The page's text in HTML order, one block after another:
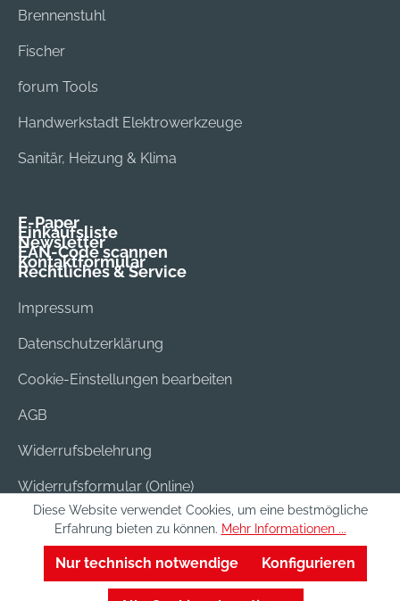
Brennenstuhl
Fischer
forum Tools
Handwerkstadt Elektrowerkzeuge
Sanitär, Heizung & Klima
E-Paper
Einkaufsliste
Newsletter
EAN-Code scannen
Kontaktformular
Rechtliches & Service
Impressum
Datenschutzerklärung
Cookie-Einstellungen bearbeiten
AGB
Widerrufsbelehrung
Widerrufsformular (Online)
Versand & Bezahlung
Batterieentsorgung
Diese Website verwendet Cookies, um eine bestmögliche
Erfahrung bieten zu können. Mehr Informationen ...
Nur technisch notwendige Konfigurieren